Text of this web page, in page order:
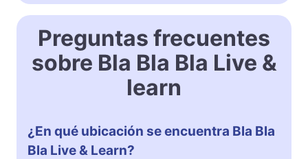
Preguntas frecuentes
sobre Bla Bla Bla Live &
learn
¿En qué ubicación se encuentra Bla Bla
Bla Live & Learn?